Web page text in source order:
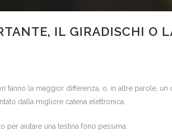
IL GIRADISCHI O
fanno la maggior differenza, o, in altre parole, un
dalla migliore catena elettronica.
aiutare una testina fono pessima.